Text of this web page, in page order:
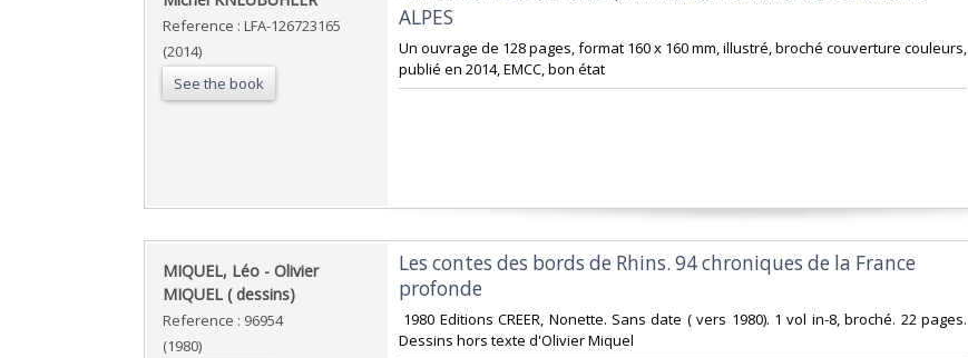
Reference : LFA-126723165
(2014)
See the book
ALPES‎
‎Un ouvrage de 128 pages, format 160 x 160 mm, illustré, broché couverture couleurs,
publié en 2014, EMCC, bon état‎
‎MIQUEL, Léo - Olivier
MIQUEL ( dessins)‎
Reference : 96954
(1980)
‎Les contes des bords de Rhins. 94 chroniques de la France
profonde‎
‎ 1980 Editions CREER, Nonette. Sans date ( vers 1980). 1 vol in-8, broché. 22 pages.
Dessins hors texte d'Olivier Miquel‎